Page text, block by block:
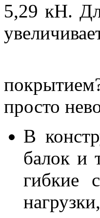
5,29 кН.
Где
просто
В
балок и
гибкие